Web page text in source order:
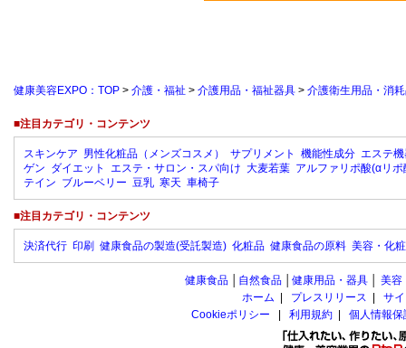
健康美容EXPO：TOP > 介護・福祉 > 介護用品・福祉器具 > 介護衛生用品・消
■注目カテゴリ・コンテンツ
スキンケア 男性化粧品（メンズコスメ） サプリメント 機能性成分 エステ
ゲン ダイエット エステ・サロン・スパ向け 大麦若葉 アルファリポ酸(αリポ
テイン ブルーベリー 豆乳 寒天 車椅子
■注目カテゴリ・コンテンツ
決済代行 印刷 健康食品の製造(受託製造) 化粧品 健康食品の原料 美容・化
健康食品 自然食品 健康用品・器具 美容
ホーム
プレスリリース
サ
Cookieポリシー
利用規約 個人情報